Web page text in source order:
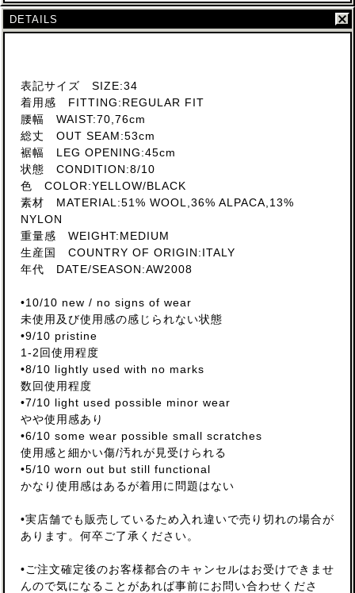
DETAILS
表記サイズ SIZE:34
着用感 FITTING:REGULAR FIT
腰幅 WAIST:70,76cm
総丈 OUT SEAM:53cm
裾幅 LEG OPENING:45cm
状態 CONDITION:8/10
色 COLOR:YELLOW/BLACK
素材 MATERIAL:51% WOOL,36% ALPACA,13%
NYLON
重量感 WEIGHT:MEDIUM
生産国 COUNTRY OF ORIGIN:ITALY
年代 DATE/SEASON:AW2008
•10/10 new / no signs of wear
未使用及び使用感の感じられない状態
•9/10 pristine
1-2回使用程度
•8/10 lightly used with no marks
数回使用程度
•7/10 light used possible minor wear
やや使用感あり
•6/10 some wear possible small scratches
使用感と細かい傷/汚れが見受けられる
•5/10 worn out but still functional
かなり使用感はあるが着用に問題はない
•実店舗でも販売しているため入れ違いで売り切れの場合が
あります。何卒ご了承ください。
•ご注文確定後のお客様都合のキャンセルはお受けできませ
んので気になることがあれば事前にお問い合わせくださ